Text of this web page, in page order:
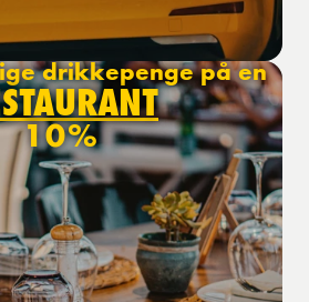
drikkepenge på en
10%